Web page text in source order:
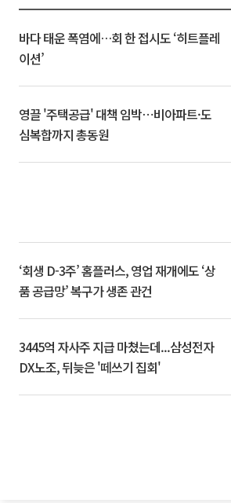
바다 태운 폭염에…회 한 접시도 ‘히트플레
이션’
영끌 '주택공급' 대책 임박⋯비아파트·도
심복합까지 총동원
‘회생 D-3주’ 홈플러스, 영업 재개에도 ‘상
품 공급망’ 복구가 생존 관건
3445억 자사주 지급 마쳤는데...삼성전자
DX노조, 뒤늦은 '떼쓰기 집회'